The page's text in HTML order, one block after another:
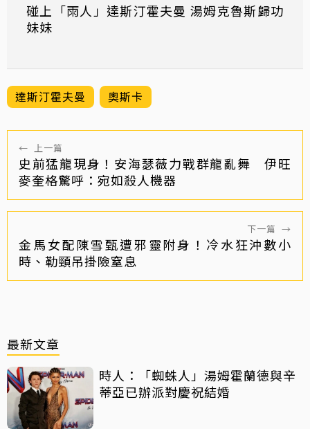
碰上「雨人」達斯汀霍夫曼 湯姆克魯斯歸功
妹妹
達斯汀霍夫曼 奧斯卡
← 上一篇
史前猛龍現身！安海瑟薇力戰群龍亂舞 伊旺
麥奎格驚呼：宛如殺人機器
下一篇 →
金馬女配陳雪甄遭邪靈附身！冷水狂沖數小
時、勒頸吊掛險窒息
最新文章
時人：「蜘蛛人」湯姆霍蘭德與辛
蒂亞已辦派對慶祝結婚